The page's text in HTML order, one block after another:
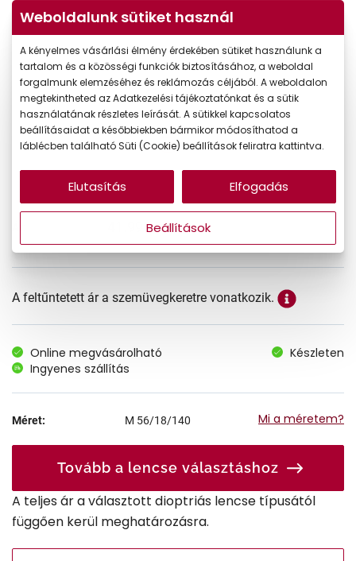
41.990 Ft
A feltűntetett ár a szemüvegkeretre vonatkozik.
Online megvásárolható
Készleten
Ingyenes szállítás
Méret: M 56/18/140 Mi a méretem?
Tovább a lencse választáshoz
A teljes ár a választott dioptriás lencse típusától
függően kerül meghatározásra.
Weboldalunk sütiket használ
A kényelmes vásárlási élmény érdekében sütiket használunk a
tartalom és a közösségi funkciók biztosításához, a weboldal
forgalmunk elemzéséhez és reklámozás céljából. A weboldalon
megtekintheted az Adatkezelési tájékoztatónkat és a sütik
használatának részletes leírását. A sütikkel kapcsolatos
beállításaidat a későbbiekben bármikor módosíthatod a
láblécben található Süti (Cookie) beállítások feliratra kattintva.
Beállítások
Elutasítás Elfogadás